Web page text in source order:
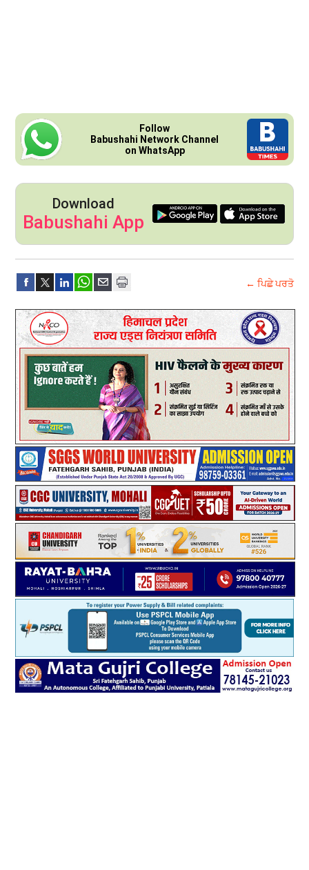
Follow
Babushahi Network Channel
on WhatsApp
Download
Babushahi App
← ਪਿਛੇ ਪਰਤੋ